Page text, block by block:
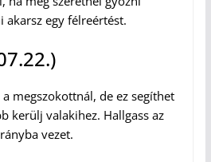
akarsz egy félreértést.
megszokottnál, de ez segíthet
kerülj valakihez. Hallgass az
vezet.